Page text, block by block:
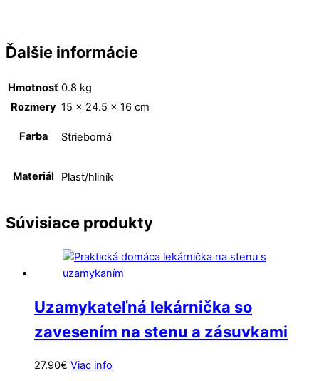
Ďalšie informácie
Hmotnosť 0.8 kg
Rozmery 15 × 24.5 × 16 cm
Farba Strieborná
Materiál Plast/hliník
Súvisiace produkty
Uzamykateľná lekárnička so
zavesením na stenu a zásuvkami
27.90€ Viac info